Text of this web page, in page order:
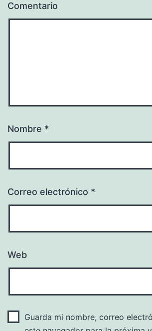
Comentario
Nombre *
Correo electrónico *
Web
Guarda mi nombre, correo